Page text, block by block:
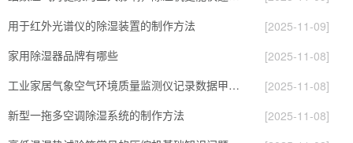
用于红外光谱仪的除湿装置的制作方法
[2025-11-09]
家用除湿器品牌有哪些
[2025-11-08]
工业家居气象空气环境质量监测仪记录数据甲醛PM2.5二氧化碳大气压温湿度
[2025-11-08]
新型一拖多空调除湿系统的制作方法
[2025-11-08]